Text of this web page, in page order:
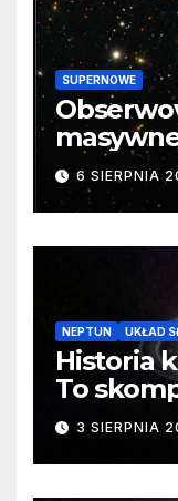
SUPERNOWE
samego
cenne
6 SIERPNIA
NEPTUN UKŁAD
Historia
To
3 SIERPNIA